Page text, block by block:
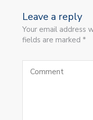
Leave a reply
Your email address
fields are marked *